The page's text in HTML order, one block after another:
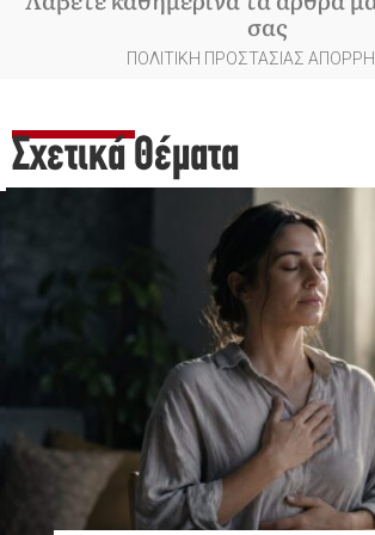
σας
ΠΟΛΙΤΙΚΗ ΠΡΟΣΤΑΣΙΑΣ
Σχετικά Θέματα